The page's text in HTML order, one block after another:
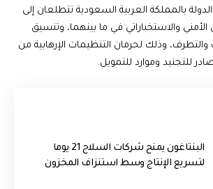
بالمملكة العربية السعودية تتطلعان إلى
الأمني والاستخباراتي في ما بينهما، وتنسيق
وذلك لحرمان التنظيمات الإرهابية من
للتجنيد وموارد للتمويل.
البنتاغون يمنح شركات السلاح 21 يوما
لتسريع الإنتاج وسط استنزاف المخزون